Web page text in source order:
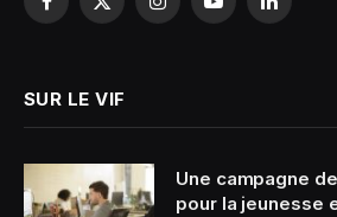
Facebook
X
InstagramYouTubeLinkedIn
SUR LE VIF
Une campagne
pour la jeunesse